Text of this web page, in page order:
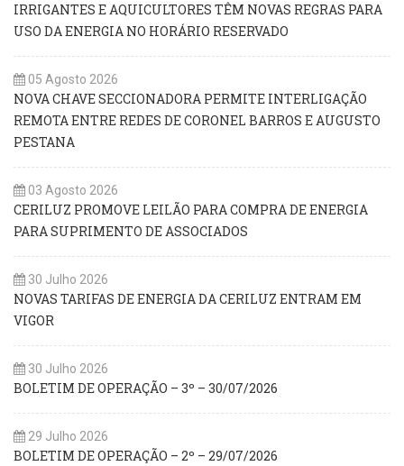
IRRIGANTES E AQUICULTORES TÊM NOVAS REGRAS PARA
USO DA ENERGIA NO HORÁRIO RESERVADO
05 Agosto 2026
NOVA CHAVE SECCIONADORA PERMITE INTERLIGAÇÃO
REMOTA ENTRE REDES DE CORONEL BARROS E AUGUSTO
PESTANA
03 Agosto 2026
CERILUZ PROMOVE LEILÃO PARA COMPRA DE ENERGIA
PARA SUPRIMENTO DE ASSOCIADOS
30 Julho 2026
NOVAS TARIFAS DE ENERGIA DA CERILUZ ENTRAM EM
VIGOR
30 Julho 2026
BOLETIM DE OPERAÇÃO – 3º – 30/07/2026
29 Julho 2026
BOLETIM DE OPERAÇÃO – 2º – 29/07/2026